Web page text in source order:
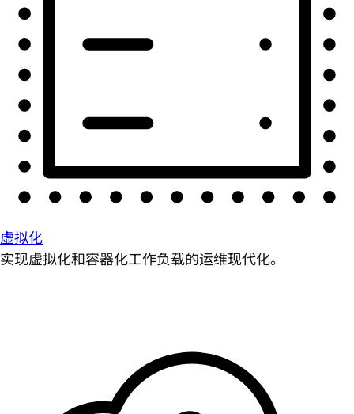
虚拟化
实现虚拟化和容器化工作负载的运维现代化。